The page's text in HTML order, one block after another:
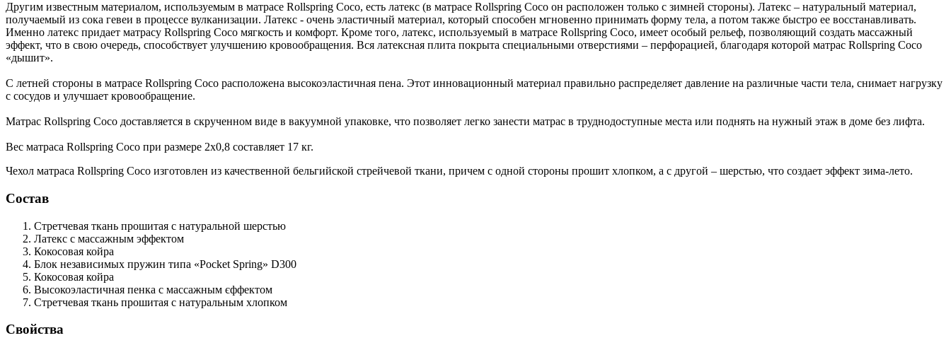
Другим известным материалом, используемым в матрасе Rollspring Coco, есть латекс (в матрасе Rollspring Coco он расположен только с зимней стороны). Латекс – натуральный материал,
получаемый из сока гевеи в процессе вулканизации. Латекс - очень эластичный материал, который способен мгновенно принимать форму тела, а потом также быстро ее восстанавливать.
Именно латекс придает матрасу Rollspring Coco мягкость и комфорт. Кроме того, латекс, используемый в матрасе Rollspring Coco, имеет особый рельеф, позволяющий создать массажный
эффект, что в свою очередь, способствует улучшению кровообращения. Вся латексная плита покрыта специальными отверстиями – перфорацией, благодаря которой матрас Rollspring Coco
«дышит».
С летней стороны в матрасе Rollspring Coco расположена высокоэластичная пена. Этот инновационный материал правильно распределяет давление на различные части тела, снимает нагрузку
с сосудов и улучшает кровообращение.
Матрас Rollspring Coco доставляется в скрученном виде в вакуумной упаковке, что позволяет легко занести матрас в труднодоступные места или поднять на нужный этаж в доме без лифта.
Вес матраса Rollspring Coco при размере 2х0,8 составляет 17 кг.
Чехол матраса Rollspring Coco изготовлен из качественной бельгийской стрейчевой ткани, причем с одной стороны прошит хлопком, а с другой – шерстью, что создает эффект зима-лето.
Состав
Стретчевая ткань прошитая с натуральной шерстью
Латекс с массажным эффектом
Кокосовая койра
Блок независимых пружин типа «Pocket Spring» D300
Кокосовая койра
Высокоэластичная пенка с массажным єффектом
Стретчевая ткань прошитая с натуральным хлопком
Свойства